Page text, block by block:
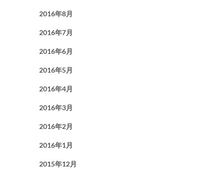
2016年8月
2016年7月
2016年6月
2016年5月
2016年4月
2016年3月
2016年2月
2016年1月
2015年12月